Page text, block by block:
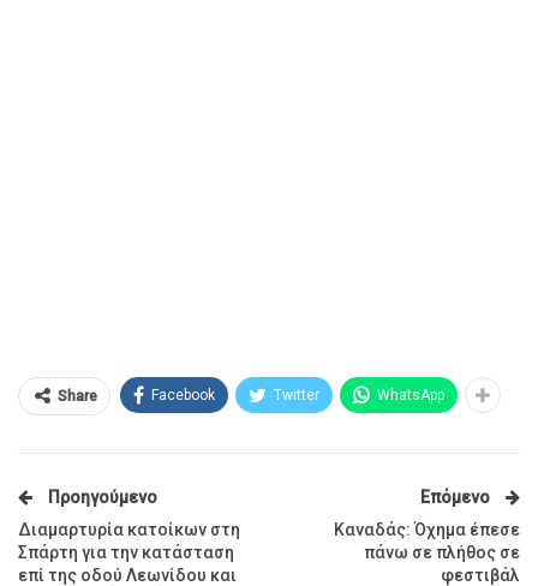
Share Facebook Twitter WhatsApp
Προηγούμενο
Διαμαρτυρία κατοίκων στη
Σπάρτη για την κατάσταση
επί της οδού Λεωνίδου και
Επόμενο
Καναδάς: Όχημα έπεσε
πάνω σε πλήθος σε
φεστιβάλ